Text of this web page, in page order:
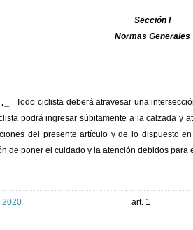
Sección I
Normas Generales
Todo ciclista deberá atravesar una
podrá ingresar súbitamente a la calzada y
del presente artículo y de lo dispuesto
de poner el cuidado y la atención debidos para
art. 1